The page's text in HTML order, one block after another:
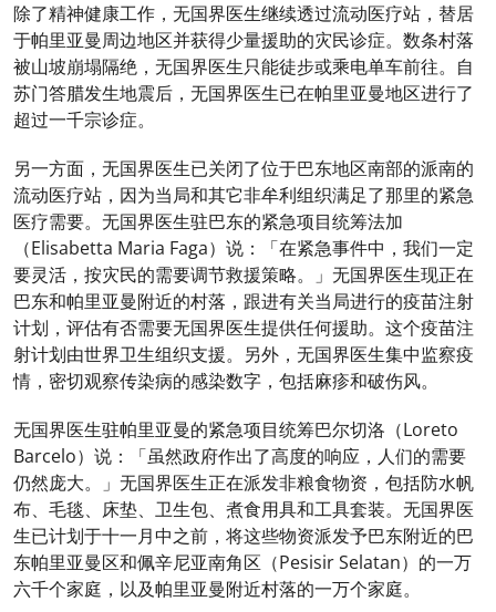
除了精神健康工作，无国界医生继续透过流动医疗站，替居
于帕里亚曼周边地区并获得少量援助的灾民诊症。数条村落
被山坡崩塌隔绝，无国界医生只能徒步或乘电单车前往。自
苏门答腊发生地震后，无国界医生已在帕里亚曼地区进行了
超过一千宗诊症。
另一方面，无国界医生已关闭了位于巴东地区南部的派南的
流动医疗站，因为当局和其它非牟利组织满足了那里的紧急
医疗需要。无国界医生驻巴东的紧急项目统筹法加
（Elisabetta Maria Faga）说：「在紧急事件中，我们一定
要灵活，按灾民的需要调节救援策略。」无国界医生现正在
巴东和帕里亚曼附近的村落，跟进有关当局进行的疫苗注射
计划，评估有否需要无国界医生提供任何援助。这个疫苗注
射计划由世界卫生组织支援。另外，无国界医生集中监察疫
情，密切观察传染病的感染数字，包括麻疹和破伤风。
无国界医生驻帕里亚曼的紧急项目统筹巴尔切洛（Loreto
Barcelo）说：「虽然政府作出了高度的响应，人们的需要
仍然庞大。」无国界医生正在派发非粮食物资，包括防水帆
布、毛毯、床垫、卫生包、煮食用具和工具套装。无国界医
生已计划于十一月中之前，将这些物资派发予巴东附近的巴
东帕里亚曼区和佩辛尼亚南角区（Pesisir Selatan）的一万
六千个家庭，以及帕里亚曼附近村落的一万个家庭。